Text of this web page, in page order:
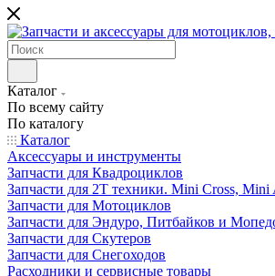
Каталог
По всему сайту
По каталогу
Каталог
Аксессуары и инструменты
Запчасти для Квадроциклов
Запчасти для 2T техники. Mini Cross, Mini
Запчасти для Мотоциклов
Запчасти для Эндуро, Питбайков и
Запчасти для Скутеров
Запчасти для Снегоходов
Расходники и сервисные товары